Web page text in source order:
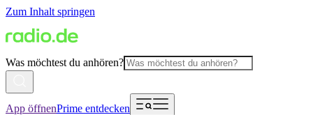
Zum Inhalt springen
Was möchtest du anhören?
App öffnenPrime entdecken